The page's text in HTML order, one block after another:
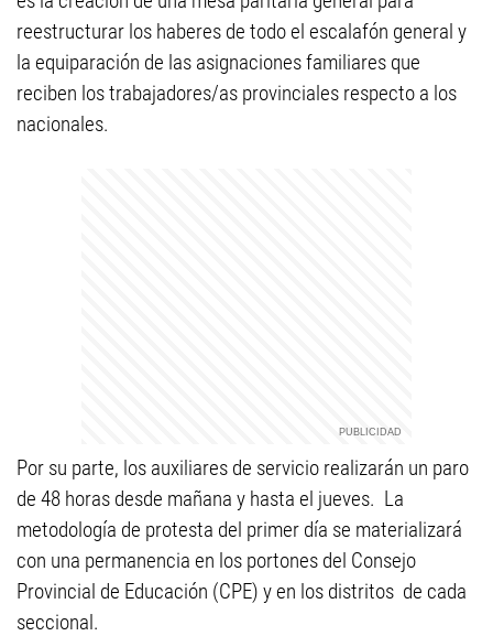
reestructurar los haberes de todo el escalafón general y
la equiparación de las asignaciones familiares que
reciben los trabajadores/as provinciales respecto a los
nacionales.
Por su parte, los auxiliares de servicio realizarán un paro
de 48 horas desde mañana y hasta el jueves. La
metodología de protesta del primer día se materializará
con una permanencia en los portones del Consejo
Provincial de Educación (CPE) y en los distritos de cada
seccional.